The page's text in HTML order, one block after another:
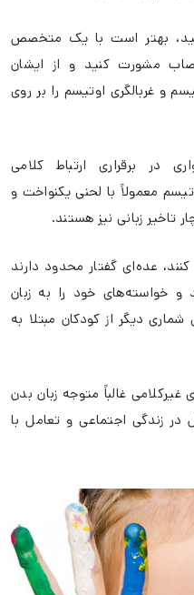
بهتر است با یک متخصص
مشورت کنید و از ایشان
و غربالگری اوتیسم را بر روی
در برقراری ارتباط کلامی
معمولاً با لحنی یکنواخت و
تاخیر زبانی نیز هستند.
عده‌ای گفتار محدود دارند
و خواسته‌های خود را به زبان
شماری دیگر از کودکان مبتلا به
غیرکلامی غالباً متوجه زبان بدن
در زندگی اجتماعی و تعامل با